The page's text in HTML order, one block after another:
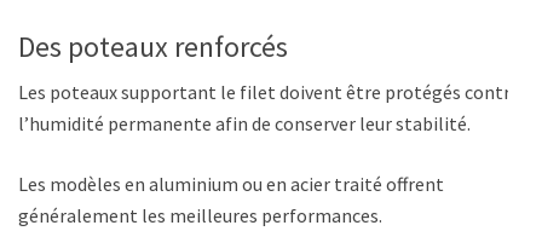
Des poteaux renforcés
Les poteaux supportant le filet doivent être protégés contre
l’humidité permanente afin de conserver leur stabilité.
Les modèles en aluminium ou en acier traité offrent
généralement les meilleures performances.